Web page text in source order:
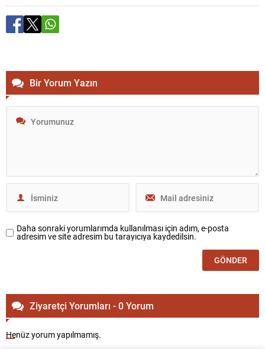
Bir Yorum Yazın
Daha sonraki yorumlarımda kullanılması için adım, e-posta
adresim ve site adresim bu tarayıcıya kaydedilsin.
Ziyaretçi Yorumları - 0 Yorum
Henüz yorum yapılmamış.